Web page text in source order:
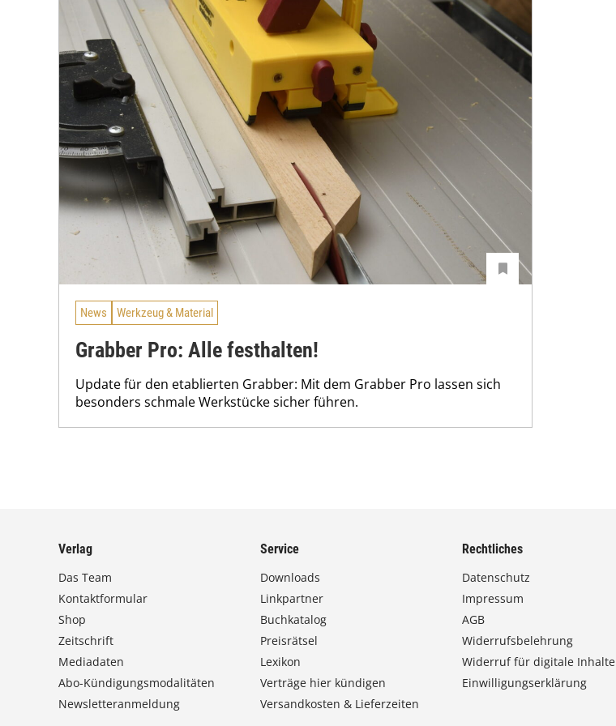
News Werkzeug & Material
Grabber Pro: Alle festhalten!
Update für den etablierten Grabber: Mit dem Grabber Pro lassen sich
besonders schmale Werkstücke sicher führen.
Verlag
Das Team
Kontaktformular
Shop
Zeitschrift
Mediadaten
Abo-Kündigungsmodalitäten
Newsletteranmeldung
Service
Downloads
Linkpartner
Buchkatalog
Preisrätsel
Lexikon
Verträge hier kündigen
Versandkosten & Lieferzeiten
Rechtliches
Datenschutz
Impressum
AGB
Widerrufsbelehrung
Widerruf für digitale Inhalte
Einwilligungserklärung